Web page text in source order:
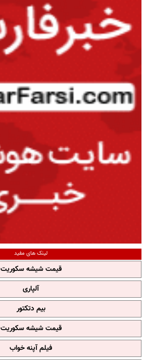
لینک های مفید
قیمت شیشه سکوریت
آلپاری
بیم دتکتور
قیمت شیشه سکوریت
فیلم آپنه خواب